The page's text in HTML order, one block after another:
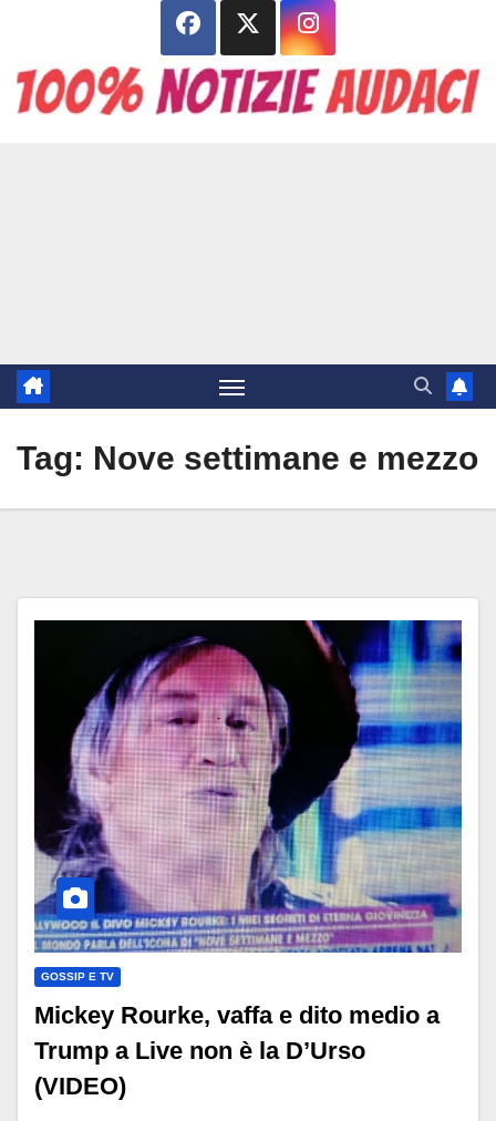
contenuto
Tag: Nove settimane e mezzo
GOSSIP E TV
Mickey Rourke, vaffa e dito medio a
Trump a Live non è la D’Urso
(VIDEO)